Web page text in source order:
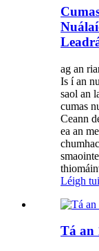
ag an
Is í an
saol an
cumas
Ceann
ea an
Léigh
Tá an